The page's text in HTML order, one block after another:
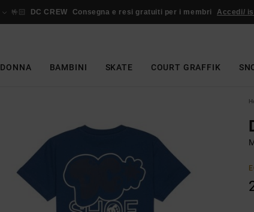
🤟🏻 DC CREW Consegna e resi gratuiti per i membri Accedi/
DONNA BAMBINI SKATE COURT GRAFFIK